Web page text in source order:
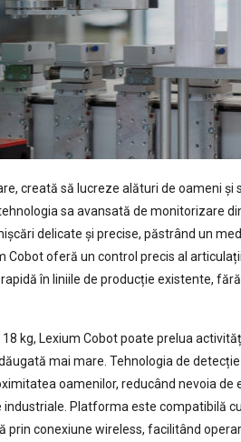
creată să lucreze alături de oameni și
sa avansată de monitorizare
delicate și precise, păstrând un
Cobot oferă un control precis al
în liniile de producție existente,
kg, Lexium Cobot poate prelua
mai mare. Tehnologia de
oamenilor, reducând nevoia de
Platforma este compatibilă
prin conexiune wireless, facilitând